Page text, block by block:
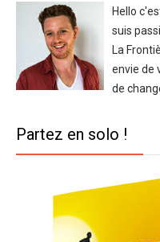
Hello
suis
La
envie de
de
Partez en solo !